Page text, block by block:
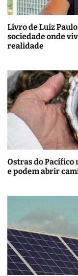
Livro de Luiz
sociedade onde
realidade
Ostras do
e podem abrir